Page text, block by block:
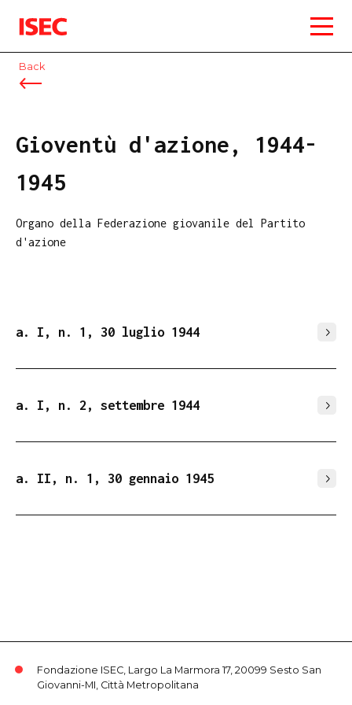
ISEC
Back
Gioventù d'azione, 1944-
1945
Organo della Federazione giovanile del Partito
d'azione
a. I, n. 1, 30 luglio 1944
a. I, n. 2, settembre 1944
a. II, n. 1, 30 gennaio 1945
Fondazione ISEC, Largo La Marmora 17, 20099 Sesto San
Giovanni-MI, Città Metropolitana